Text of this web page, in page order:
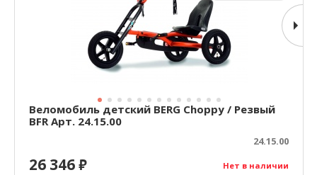
Веломобиль детский BERG Choppy / Резвый
BFR Арт. 24.15.00
24.15.00
Нет в наличии
26 346₽